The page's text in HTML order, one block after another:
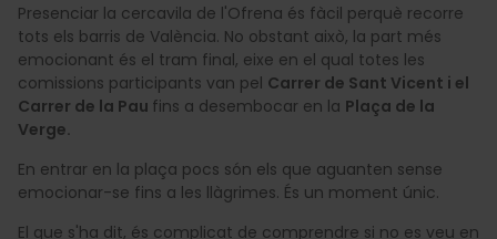
Presenciar la cercavila de l'Ofrena és fàcil perquè recorre
tots els barris de València. No obstant això, la part més
emocionant és el tram final, eixe en el qual totes les
comissions participants van pel Carrer de Sant Vicent i el
Carrer de la Pau fins a desembocar en la Plaça de la
Verge.
En entrar en la plaça pocs són els que aguanten sense
emocionar-se fins a les llàgrimes. És un moment únic.
El que s'ha dit, és complicat de comprendre si no es veu en